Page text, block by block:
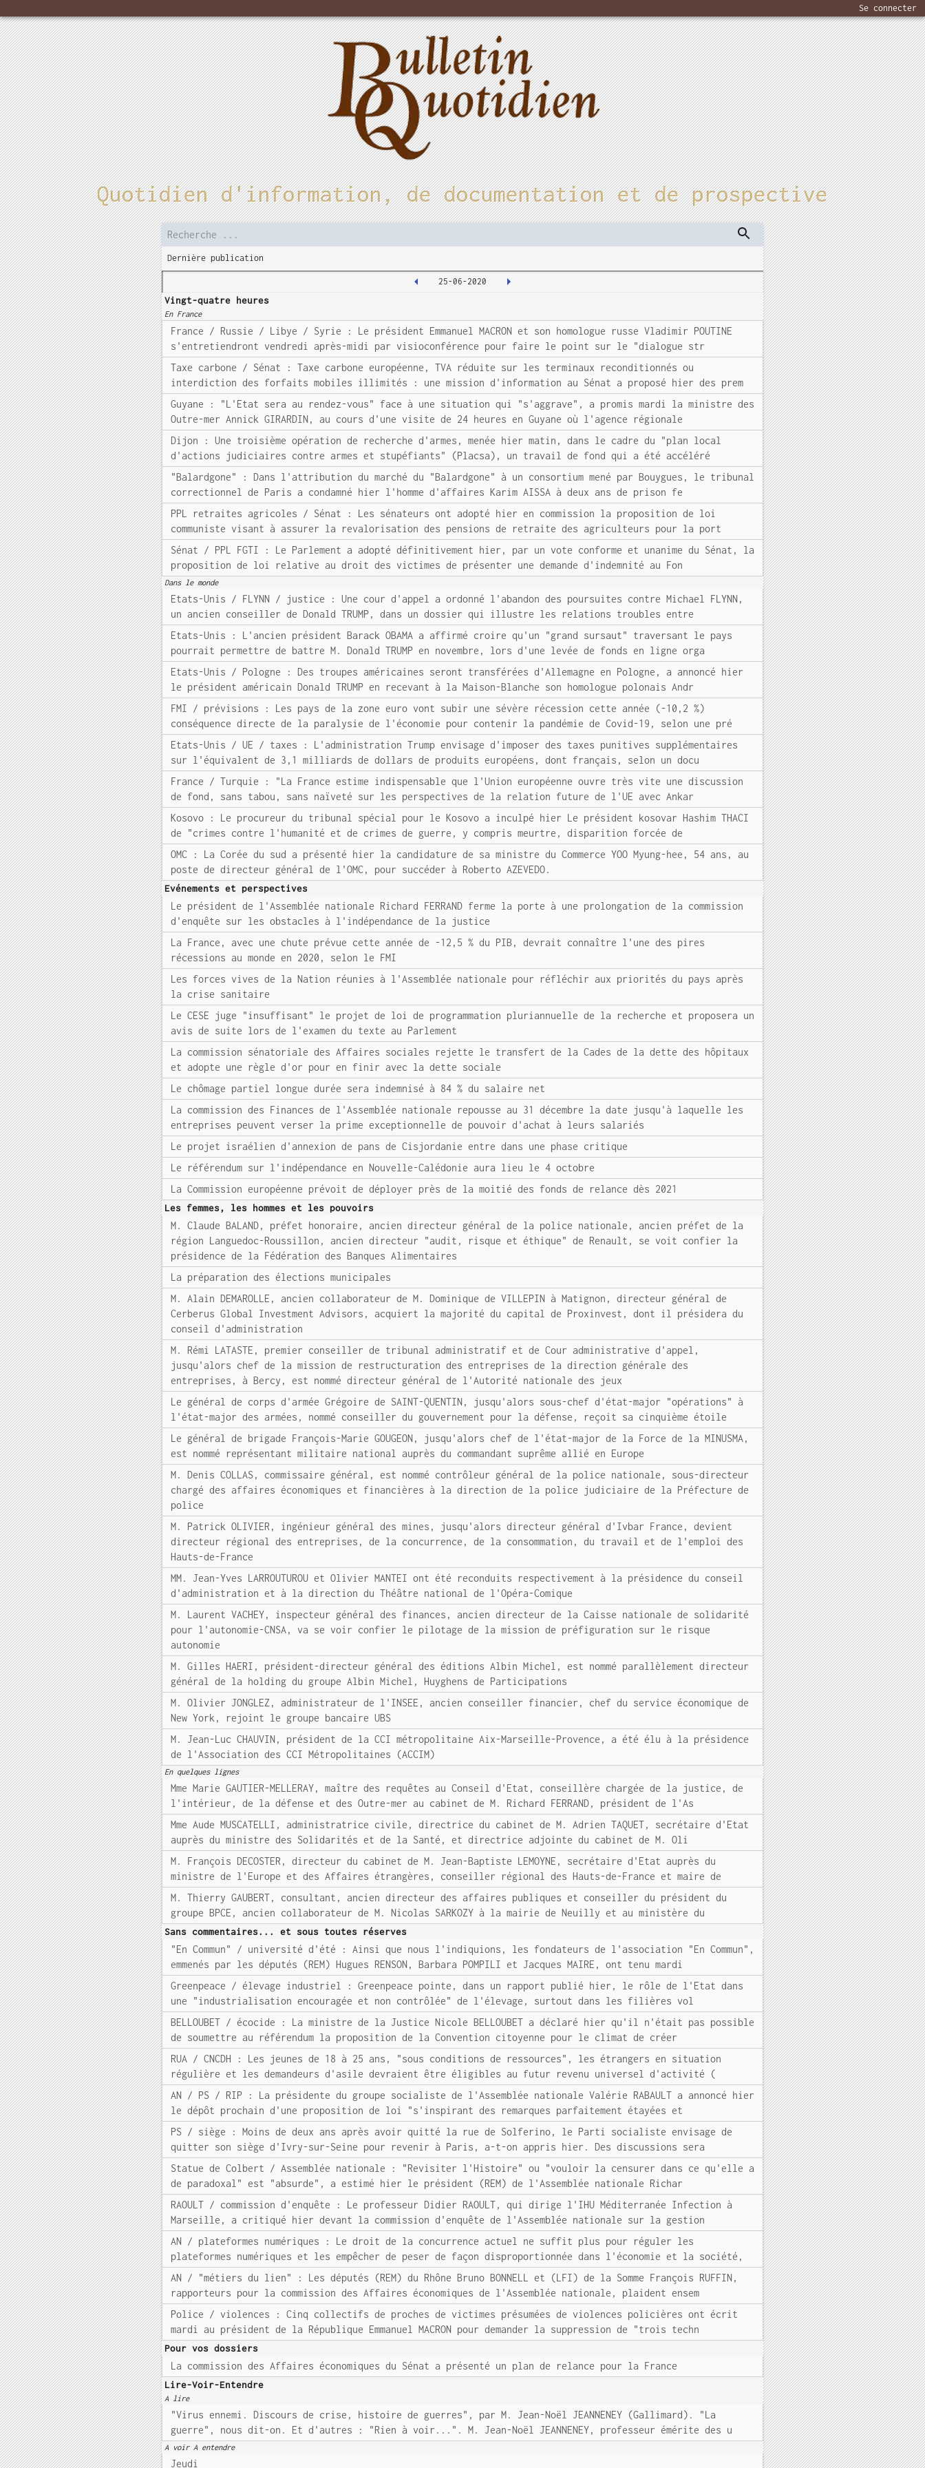
Se connecter
Quotidien d'information, de documentation et de prospective
Dernière publication
25-06-2020
Vingt-quatre heures
En France
France / Russie / Libye / Syrie : Le président Emmanuel MACRON et son homologue russe Vladimir POUTINE
s'entretiendront vendredi après-midi par visioconférence pour faire le point sur le "dialogue str
Taxe carbone / Sénat : Taxe carbone européenne, TVA réduite sur les terminaux reconditionnés ou
interdiction des forfaits mobiles illimités : une mission d'information au Sénat a proposé hier des prem
Guyane : "L'Etat sera au rendez-vous" face à une situation qui "s'aggrave", a promis mardi la ministre des
Outre-mer Annick GIRARDIN, au cours d'une visite de 24 heures en Guyane où l'agence régionale
Dijon : Une troisième opération de recherche d'armes, menée hier matin, dans le cadre du "plan local
d'actions judiciaires contre armes et stupéfiants" (Placsa), un travail de fond qui a été accéléré
"Balardgone" : Dans l'attribution du marché du "Balardgone" à un consortium mené par Bouygues, le tribunal
correctionnel de Paris a condamné hier l'homme d'affaires Karim AISSA à deux ans de prison fe
PPL retraites agricoles / Sénat : Les sénateurs ont adopté hier en commission la proposition de loi
communiste visant à assurer la revalorisation des pensions de retraite des agriculteurs pour la port
Sénat / PPL FGTI : Le Parlement a adopté définitivement hier, par un vote conforme et unanime du Sénat, la
proposition de loi relative au droit des victimes de présenter une demande d'indemnité au Fon
Dans le monde
Etats-Unis / FLYNN / justice : Une cour d'appel a ordonné l'abandon des poursuites contre Michael FLYNN,
un ancien conseiller de Donald TRUMP, dans un dossier qui illustre les relations troubles entre
Etats-Unis : L'ancien président Barack OBAMA a affirmé croire qu'un "grand sursaut" traversant le pays
pourrait permettre de battre M. Donald TRUMP en novembre, lors d'une levée de fonds en ligne orga
Etats-Unis / Pologne : Des troupes américaines seront transférées d'Allemagne en Pologne, a annoncé hier
le président américain Donald TRUMP en recevant à la Maison-Blanche son homologue polonais Andr
FMI / prévisions : Les pays de la zone euro vont subir une sévère récession cette année (-10,2 %)
conséquence directe de la paralysie de l'économie pour contenir la pandémie de Covid-19, selon une pré
Etats-Unis / UE / taxes : L'administration Trump envisage d'imposer des taxes punitives supplémentaires
sur l'équivalent de 3,1 milliards de dollars de produits européens, dont français, selon un docu
France / Turquie : "La France estime indispensable que l'Union européenne ouvre très vite une discussion
de fond, sans tabou, sans naïveté sur les perspectives de la relation future de l'UE avec Ankar
Kosovo : Le procureur du tribunal spécial pour le Kosovo a inculpé hier Le président kosovar Hashim THACI
de "crimes contre l'humanité et de crimes de guerre, y compris meurtre, disparition forcée de
OMC : La Corée du sud a présenté hier la candidature de sa ministre du Commerce YOO Myung-hee, 54 ans, au
poste de directeur général de l'OMC, pour succéder à Roberto AZEVEDO.
Evénements et perspectives
Le président de l'Assemblée nationale Richard FERRAND ferme la porte à une prolongation de la commission
d'enquête sur les obstacles à l'indépendance de la justice
La France, avec une chute prévue cette année de -12,5 % du PIB, devrait connaître l'une des pires
récessions au monde en 2020, selon le FMI
Les forces vives de la Nation réunies à l'Assemblée nationale pour réfléchir aux priorités du pays après
la crise sanitaire
Le CESE juge "insuffisant" le projet de loi de programmation pluriannuelle de la recherche et proposera un
avis de suite lors de l'examen du texte au Parlement
La commission sénatoriale des Affaires sociales rejette le transfert de la Cades de la dette des hôpitaux
et adopte une règle d'or pour en finir avec la dette sociale
Le chômage partiel longue durée sera indemnisé à 84 % du salaire net
La commission des Finances de l'Assemblée nationale repousse au 31 décembre la date jusqu'à laquelle les
entreprises peuvent verser la prime exceptionnelle de pouvoir d'achat à leurs salariés
Le projet israélien d'annexion de pans de Cisjordanie entre dans une phase critique
Le référendum sur l'indépendance en Nouvelle-Calédonie aura lieu le 4 octobre
La Commission européenne prévoit de déployer près de la moitié des fonds de relance dès 2021
Les femmes, les hommes et les pouvoirs
M. Claude BALAND, préfet honoraire, ancien directeur général de la police nationale, ancien préfet de la
région Languedoc-Roussillon, ancien directeur "audit, risque et éthique" de Renault, se voit confier la
présidence de la Fédération des Banques Alimentaires
La préparation des élections municipales
M. Alain DEMAROLLE, ancien collaborateur de M. Dominique de VILLEPIN à Matignon, directeur général de
Cerberus Global Investment Advisors, acquiert la majorité du capital de Proxinvest, dont il présidera du
conseil d'administration
M. Rémi LATASTE, premier conseiller de tribunal administratif et de Cour administrative d'appel,
jusqu'alors chef de la mission de restructuration des entreprises de la direction générale des
entreprises, à Bercy, est nommé directeur général de l'Autorité nationale des jeux
Le général de corps d'armée Grégoire de SAINT-QUENTIN, jusqu'alors sous-chef d'état-major "opérations" à
l'état-major des armées, nommé conseiller du gouvernement pour la défense, reçoit sa cinquième étoile
Le général de brigade François-Marie GOUGEON, jusqu'alors chef de l'état-major de la Force de la MINUSMA,
est nommé représentant militaire national auprès du commandant suprême allié en Europe
M. Denis COLLAS, commissaire général, est nommé contrôleur général de la police nationale, sous-directeur
chargé des affaires économiques et financières à la direction de la police judiciaire de la Préfecture de
police
M. Patrick OLIVIER, ingénieur général des mines, jusqu'alors directeur général d'Ivbar France, devient
directeur régional des entreprises, de la concurrence, de la consommation, du travail et de l'emploi des
Hauts-de-France
MM. Jean-Yves LARROUTUROU et Olivier MANTEI ont été reconduits respectivement à la présidence du conseil
d'administration et à la direction du Théâtre national de l'Opéra-Comique
M. Laurent VACHEY, inspecteur général des finances, ancien directeur de la Caisse nationale de solidarité
pour l'autonomie-CNSA, va se voir confier le pilotage de la mission de préfiguration sur le risque
autonomie
M. Gilles HAERI, président-directeur général des éditions Albin Michel, est nommé parallèlement directeur
général de la holding du groupe Albin Michel, Huyghens de Participations
M. Olivier JONGLEZ, administrateur de l'INSEE, ancien conseiller financier, chef du service économique de
New York, rejoint le groupe bancaire UBS
M. Jean-Luc CHAUVIN, président de la CCI métropolitaine Aix-Marseille-Provence, a été élu à la présidence
de l'Association des CCI Métropolitaines (ACCIM)
En quelques lignes
Mme Marie GAUTIER-MELLERAY, maître des requêtes au Conseil d'Etat, conseillère chargée de la justice, de
l'intérieur, de la défense et des Outre-mer au cabinet de M. Richard FERRAND, président de l'As
Mme Aude MUSCATELLI, administratrice civile, directrice du cabinet de M. Adrien TAQUET, secrétaire d'Etat
auprès du ministre des Solidarités et de la Santé, et directrice adjointe du cabinet de M. Oli
M. François DECOSTER, directeur du cabinet de M. Jean-Baptiste LEMOYNE, secrétaire d'Etat auprès du
ministre de l'Europe et des Affaires étrangères, conseiller régional des Hauts-de-France et maire de
M. Thierry GAUBERT, consultant, ancien directeur des affaires publiques et conseiller du président du
groupe BPCE, ancien collaborateur de M. Nicolas SARKOZY à la mairie de Neuilly et au ministère du
Sans commentaires... et sous toutes réserves
"En Commun" / université d'été : Ainsi que nous l'indiquions, les fondateurs de l'association "En Commun",
emmenés par les députés (REM) Hugues RENSON, Barbara POMPILI et Jacques MAIRE, ont tenu mardi
Greenpeace / élevage industriel : Greenpeace pointe, dans un rapport publié hier, le rôle de l'Etat dans
une "industrialisation encouragée et non contrôlée" de l'élevage, surtout dans les filières vol
BELLOUBET / écocide : La ministre de la Justice Nicole BELLOUBET a déclaré hier qu'il n'était pas possible
de soumettre au référendum la proposition de la Convention citoyenne pour le climat de créer
RUA / CNCDH : Les jeunes de 18 à 25 ans, "sous conditions de ressources", les étrangers en situation
régulière et les demandeurs d'asile devraient être éligibles au futur revenu universel d'activité (
AN / PS / RIP : La présidente du groupe socialiste de l'Assemblée nationale Valérie RABAULT a annoncé hier
le dépôt prochain d'une proposition de loi "s'inspirant des remarques parfaitement étayées et
PS / siège : Moins de deux ans après avoir quitté la rue de Solferino, le Parti socialiste envisage de
quitter son siège d'Ivry-sur-Seine pour revenir à Paris, a-t-on appris hier. Des discussions sera
Statue de Colbert / Assemblée nationale : "Revisiter l'Histoire" ou "vouloir la censurer dans ce qu'elle a
de paradoxal" est "absurde", a estimé hier le président (REM) de l'Assemblée nationale Richar
RAOULT / commission d'enquête : Le professeur Didier RAOULT, qui dirige l'IHU Méditerranée Infection à
Marseille, a critiqué hier devant la commission d'enquête de l'Assemblée nationale sur la gestion
AN / plateformes numériques : Le droit de la concurrence actuel ne suffit plus pour réguler les
plateformes numériques et les empêcher de peser de façon disproportionnée dans l'économie et la société,
AN / "métiers du lien" : Les députés (REM) du Rhône Bruno BONNELL et (LFI) de la Somme François RUFFIN,
rapporteurs pour la commission des Affaires économiques de l'Assemblée nationale, plaident ensem
Police / violences : Cinq collectifs de proches de victimes présumées de violences policières ont écrit
mardi au président de la République Emmanuel MACRON pour demander la suppression de "trois techn
Pour vos dossiers
La commission des Affaires économiques du Sénat a présenté un plan de relance pour la France
Lire-Voir-Entendre
A lire
"Virus ennemi. Discours de crise, histoire de guerres", par M. Jean-Noël JEANNENEY (Gallimard). "La
guerre", nous dit-on. Et d'autres : "Rien à voir...". M. Jean-Noël JEANNENEY, professeur émérite des u
A voir A entendre
Jeudi